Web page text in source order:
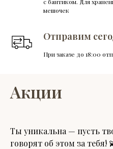
мешочек
Отправим
При заказе до 18:00
Акции
Ты уникальна — пусть
говорят об этом за тебя!